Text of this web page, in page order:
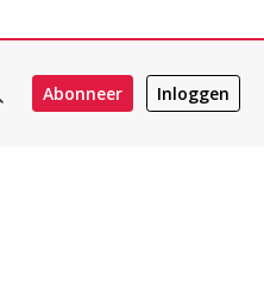
Abonneer Inloggen